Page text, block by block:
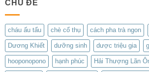
CHỦ ĐỀ
cháu ấu tẩu chè cổ thụ cách pha trà ngon
Dương Khiết dưỡng sinh dược triệu gia
hooponopono hạnh phúc Hải Thượng Lãn